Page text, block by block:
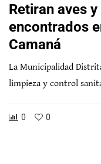
Retiran aves
encontrados
Camaná
La Municipalidad
limpieza y control
0 0